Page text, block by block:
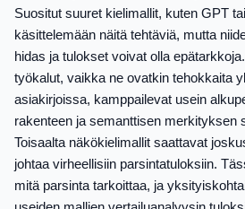
Suositut suuret kielimallit, kuten GPT
käsittelemään näitä tehtäviä, mutta
hidas ja tulokset voivat olla
työkalut, vaikka ne ovatkin tehokkaita
asiakirjoissa, kamppailevat usein
rakenteen ja semanttisen merkityksen
Toisaalta näkökielimallit saattavat
johtaa virheellisiin parsintatuloksiin.
mitä parsinta tarkoittaa, ja